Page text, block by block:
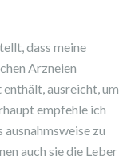
dass meine
Arzneien
ausreicht, um
empfehle ich
zu
auch sie die Leber